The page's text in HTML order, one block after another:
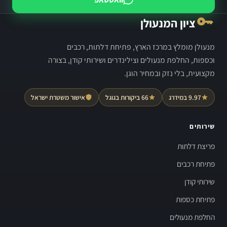
ציון המנעולן
מנעולן מומלץ במרכז הארץ, פתיחת דלתות, רכבים
וכספות, החלפת מנעולים וצילינדרים ושירותי קודן, בצורה
מקצועית, בלי נזק ובמחיר הוגן.
9.97 במידרג 66 ביקורות בגוגל אישור משטרת ישראל
שירותים
פריצת דלתות
פתיחת רכבים
שירותי קודן
פתיחת כספות
החלפת מנעולים